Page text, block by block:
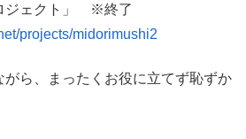
ジェクト」 ※終了
projects/midorimushi2
がら、まったくお役に立てず恥ずか